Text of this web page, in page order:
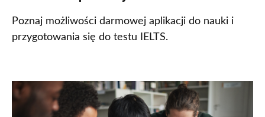
Poznaj możliwości darmowej aplikacji do nauki i
przygotowania się do testu IELTS.